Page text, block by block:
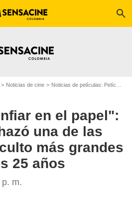
search
Noticias de cine Noticias de películas: Película - ¿Sabías que...?
en el papel":
una de las
más grandes
25 años
m.